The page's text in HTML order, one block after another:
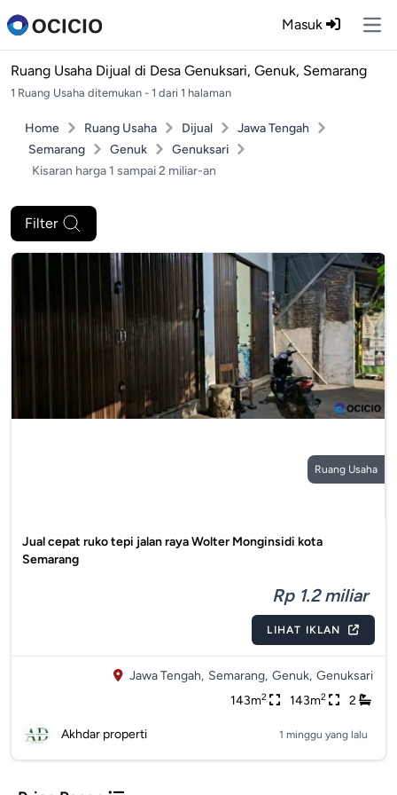
Masuk
Ruang Usaha Dijual di Desa Genuksari, Genuk, Semarang
1 Ruang Usaha ditemukan - 1 dari 1 halaman
Home Ruang Usaha Dijual
Jawa Tengah
Semarang
Genuk
Genuksari
Kisaran harga 1 sampai 2 miliar-an
Filter
Ruang Usaha
Jual cepat ruko tepi jalan raya Wolter Monginsidi kota
Semarang
Rp 1.2 miliar
LIHAT IKLAN
Jawa Tengah, Semarang, Genuk, Genuksari
143m2 143m2 2
Akhdar properti 1 minggu yang lalu